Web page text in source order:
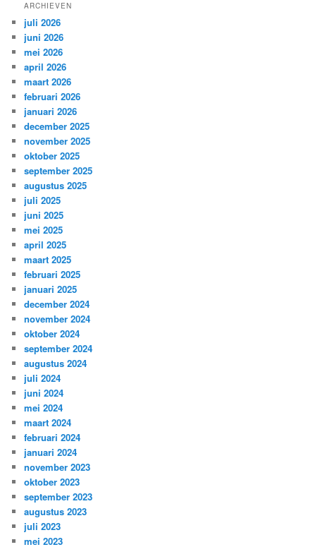
ARCHIEVEN
juli 2026
juni 2026
mei 2026
april 2026
maart 2026
februari 2026
januari 2026
december 2025
november 2025
oktober 2025
september 2025
augustus 2025
juli 2025
juni 2025
mei 2025
april 2025
maart 2025
februari 2025
januari 2025
december 2024
november 2024
oktober 2024
september 2024
augustus 2024
juli 2024
juni 2024
mei 2024
maart 2024
februari 2024
januari 2024
november 2023
oktober 2023
september 2023
augustus 2023
juli 2023
mei 2023